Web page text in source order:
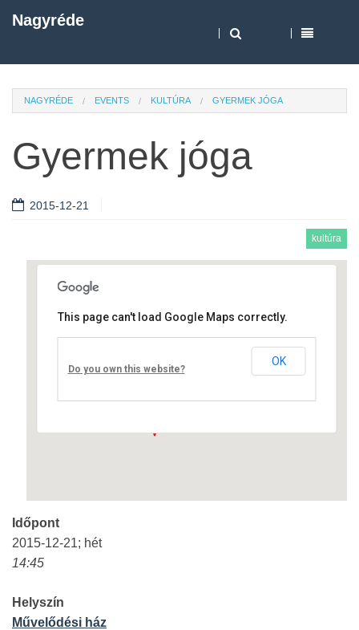
Nagyréde
NAGYRÉDE EVENTS KULTÚRA GYERMEK JÓGA
Gyermek jóga
2015-12-21
kultúra
Művelődési ház
Fő út 8 - Nagyréde
This page can't load Google Maps correctly.
Do you own this website?
OK
Időpont
2015-12-21; hét
14:45
Helyszín
Művelődési ház